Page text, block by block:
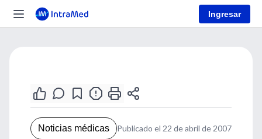
Ingresar
Noticias médicas Publicado el 22 de abril de 2007